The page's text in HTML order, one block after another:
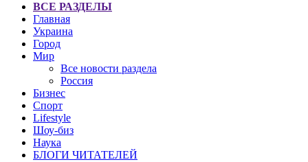
ВСЕ РАЗДЕЛЫ
Главная
Украина
Город
Мир
Все новости раздела
Россия
Бизнес
Спорт
Lifestyle
Шоу-биз
Наука
БЛОГИ ЧИТАТЕЛЕЙ